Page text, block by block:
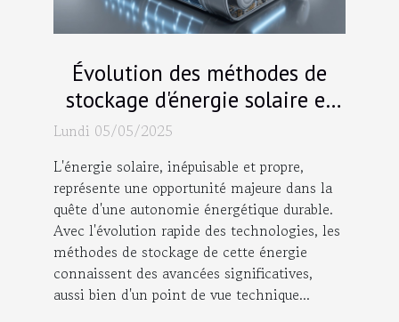
Évolution des méthodes de
stockage d'énergie solaire et
leur viabilité économique
Lundi 05/05/2025
L'énergie solaire, inépuisable et propre,
représente une opportunité majeure dans la
quête d'une autonomie énergétique durable.
Avec l'évolution rapide des technologies, les
méthodes de stockage de cette énergie
connaissent des avancées significatives,
aussi bien d'un point de vue technique...